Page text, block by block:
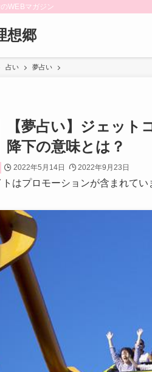
WEBマガジン
想郷
占い 夢占い
【夢占い】ジェッ
降下の意味とは？
2022年5月14日 2022年9月23日
はプロモーションが含まれてい